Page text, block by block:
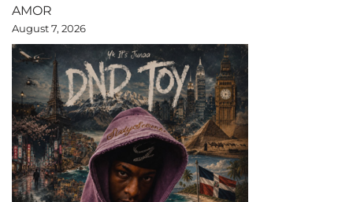
AMOR
August 7, 2026